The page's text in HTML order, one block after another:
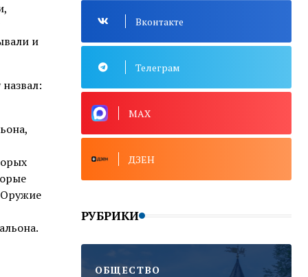
и
Оружие
Вконтакте
Телеграм
MAX
ДЗЕН
РУБРИКИ
ОБЩЕСТВО